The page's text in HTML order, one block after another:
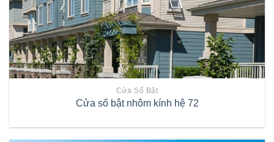
Cửa Sổ Bật
Cửa sổ bật nhôm kính hệ 72